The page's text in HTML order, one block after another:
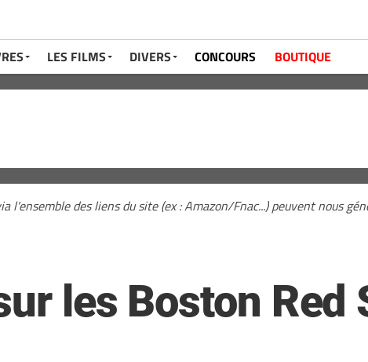
LES FILMS DIVERS CONCOURS BOUTIQUE
l'ensemble des liens du site (ex : Amazon/Fnac...) peuvent nous
les Boston Red